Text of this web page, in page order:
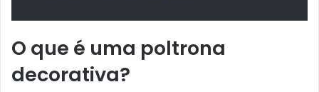
O que é uma poltrona
decorativa?